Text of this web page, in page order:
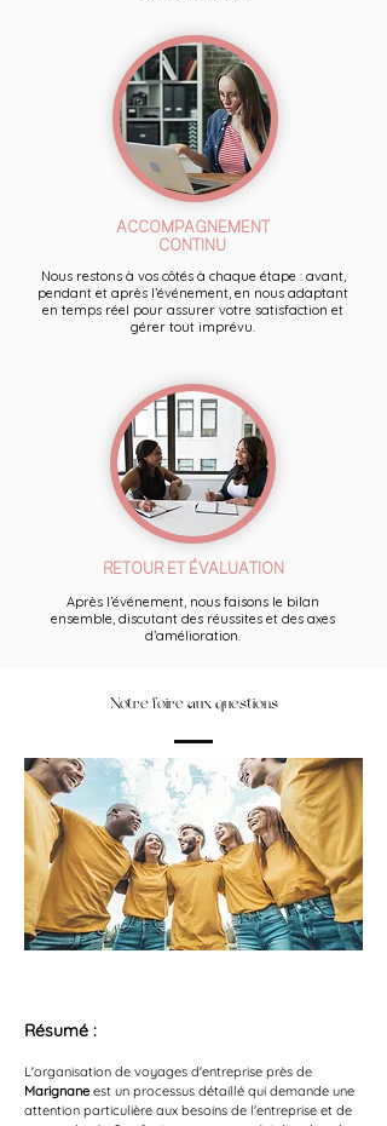
ACCOMPAGNEMENT
CONTINU
Nous restons à vos côtés à chaque étape : avant,
pendant et après l’événement, en nous adaptant
en temps réel pour assurer votre satisfaction et
gérer tout imprévu.
RETOUR ET ÉVALUATION
Après l’événement, nous faisons le bilan
ensemble, discutant des réussites et des axes
d’amélioration.
Notre foire aux questions
Résumé :
L'organisation de voyages d'entreprise près de
Marignane est un processus détaillé qui demande une
attention particulière aux besoins de l'entreprise et de